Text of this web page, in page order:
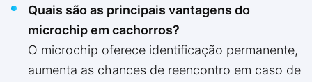
Quais são as principais vantagens do
microchip em cachorros?
O microchip oferece identificação permanente,
aumenta as chances de reencontro em caso de